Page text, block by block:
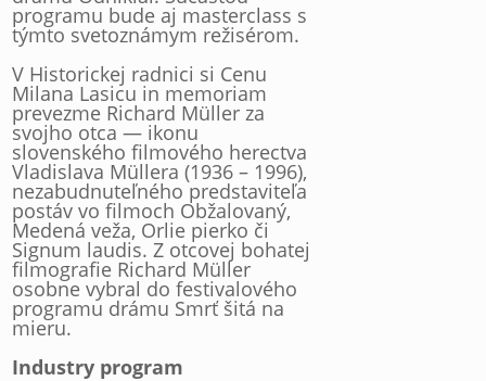
programu bude aj masterclass s
týmto svetoznámym režisérom.
V Historickej radnici si Cenu
Milana Lasicu in memoriam
prevezme Richard Müller za
svojho otca — ikonu
slovenského filmového herectva
Vladislava Müllera (1936 – 1996),
nezabudnuteľného predstaviteľa
postáv vo filmoch Obžalovaný,
Medená veža, Orlie pierko či
Signum laudis. Z otcovej bohatej
filmografie Richard Müller
osobne vybral do festivalového
programu drámu Smrť šitá na
mieru.
Industry program